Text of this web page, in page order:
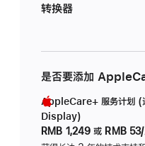
转换器
是否要添加
AppleCare+ 服务计划 (
Display)
RMB 1,249 或 RMB